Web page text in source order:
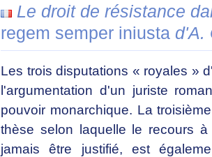
Le droit de résistance
regem semper iniusta d'A.
Les trois disputations « royales »
l'argumentation d'un juriste
pouvoir monarchique. La
thèse selon laquelle le recours
jamais être justifié, est